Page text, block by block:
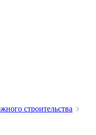
строительства